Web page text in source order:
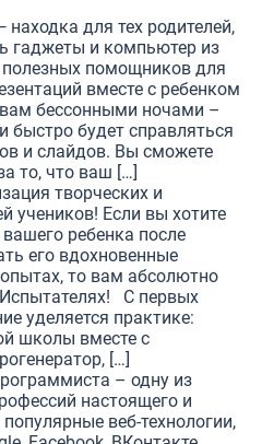
находка для тех родителей,
гаджеты и компьютер из
полезных помощников для
вместе с ребенком
бессонными ночами –
быстро будет справляться
и слайдов. Вы сможете
то, что ваш […]
творческих и
учеников! Если вы хотите
ребенка после
его вдохновенные
то вам абсолютно
Испытателях! С первых
уделяется практике:
школы вместе с
[…]
– одну из
настоящего и
веб-технологии,